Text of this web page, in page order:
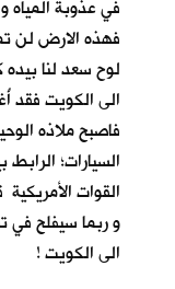
في عذوبة المياه
فهذه الارض لن
لوح سعد لنا
الى الكويت فقد
فاصبح ملاذه
السيارات؛
القوات
و ربما سيفلح في
الى الكويت !